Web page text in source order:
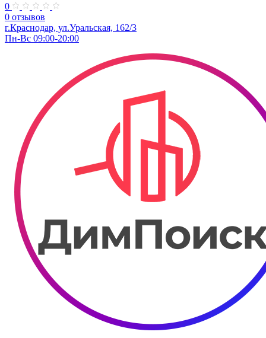
0
0 отзывов
г.Краснодар, ул.Уральская, 162/3
Пн-Вс 09:00-20:00